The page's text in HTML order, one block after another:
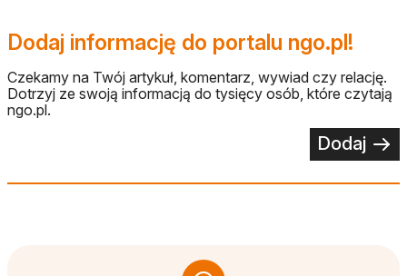
Dodaj informację do portalu ngo.pl!
Czekamy na Twój artykuł, komentarz, wywiad czy relację.
Dotrzyj ze swoją informacją do tysięcy osób, które czytają
ngo.pl.
Dodaj